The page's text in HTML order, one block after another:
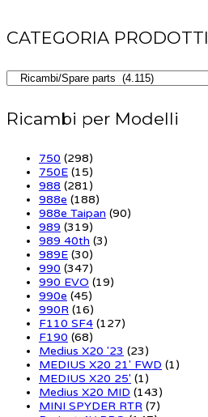
CATEGORIA PRODOTTI
Ricambi per Modelli
750 (298)
750E (15)
988 (281)
988e (188)
988e Taipan (90)
989 (319)
989 40th (3)
989E (30)
990 (347)
990 EVO (19)
990e (45)
990R (16)
F110 SF4 (127)
F190 (68)
Medius X20 '23 (23)
MEDIUS X20 21' FWD (1)
MEDIUS X20 25' (1)
Medius X20 MID (143)
MINI SPYDER RTR (7)